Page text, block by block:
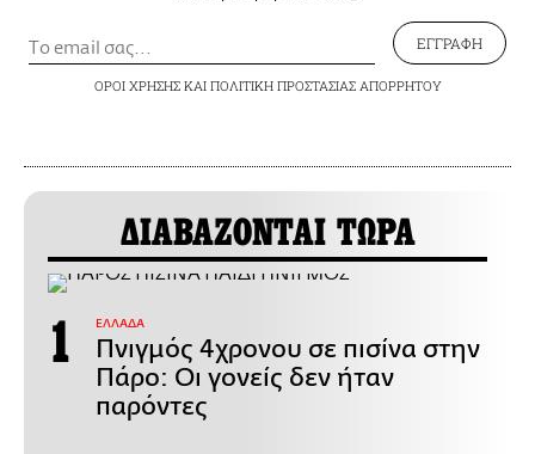
ΕΓΓΡΑΦΗ
ΟΡΟΙ ΧΡΗΣΗΣΚΑΙ ΠΟΛΙΤΙΚΗ ΠΡΟΣΤΑΣΙΑΣ ΑΠΟΡΡΗΤΟΥ
ΔΙΑΒΑΖΟΝΤΑΙ ΤΩΡΑ
ΕΛΛΑΔΑ
Πνιγμός 4χρονου σε πισίνα στην
Πάρο: Οι γονείς δεν ήταν
παρόντες